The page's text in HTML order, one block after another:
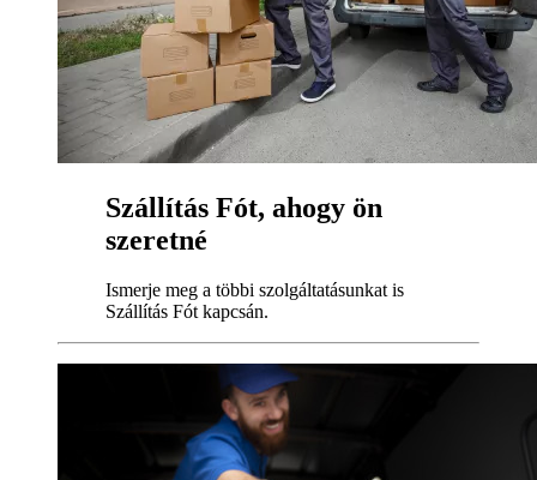
Szállítás Fót, ahogy ön
szeretné
Ismerje meg a többi szolgáltatásunkat is
Szállítás Fót kapcsán.